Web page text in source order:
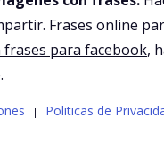
Frases online
frases para facebook,
| Politicas de